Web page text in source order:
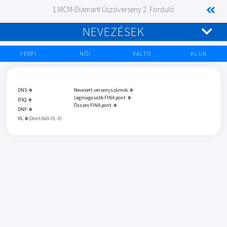
1.MCM-Diamant Úszóverseny 2. Forduló
NEVEZÉSEK
FÉRFI NŐI VÁLTÓ KLUB
DNS: 0
DSQ: 0
DNF: 0
VL: 0 (Döntőből VL: 0)
Nevezett versenyszámok: 0
Legmagasabb FINA pont: 0
Összes FINA pont: 0